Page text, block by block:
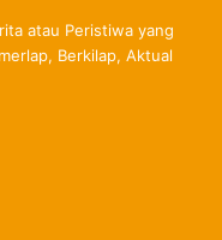
atau Peristiwa yang
Berkilap, Aktual